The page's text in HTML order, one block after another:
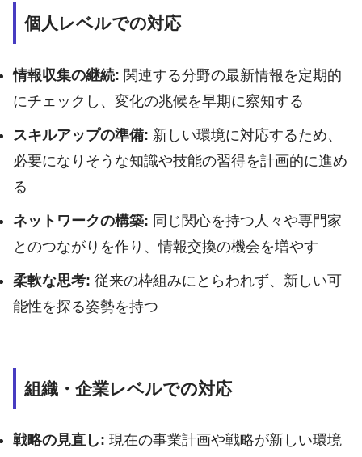
個人レベルでの対応
情報収集の継続: 関連する分野の最新情報を定期的
にチェックし、変化の兆候を早期に察知する
スキルアップの準備: 新しい環境に対応するため、
必要になりそうな知識や技能の習得を計画的に進め
る
ネットワークの構築: 同じ関心を持つ人々や専門家
とのつながりを作り、情報交換の機会を増やす
柔軟な思考: 従来の枠組みにとらわれず、新しい可
能性を探る姿勢を持つ
組織・企業レベルでの対応
戦略の見直し: 現在の事業計画や戦略が新しい環境